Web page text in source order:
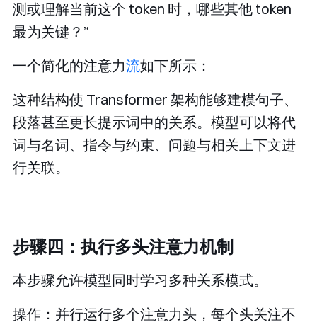
测或理解当前这个 token 时，哪些其他 token
最为关键？”
一个简化的注意力流如下所示：
这种结构使 Transformer 架构能够建模句子、
段落甚至更长提示词中的关系。模型可以将代
词与名词、指令与约束、问题与相关上下文进
行关联。
步骤四：执行多头注意力机制
本步骤允许模型同时学习多种关系模式。
操作：并行运行多个注意力头，每个头关注不